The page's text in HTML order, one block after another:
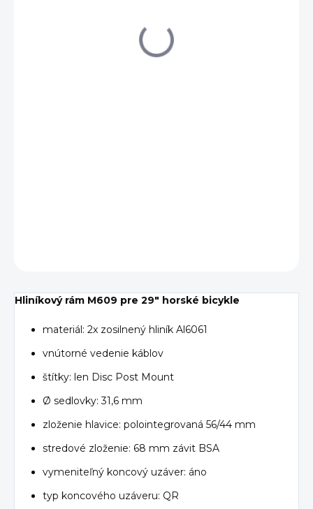
Hliníkový rám M609 pre 29" horské bicykle
materiál: 2x zosilnený hliník Al6061
vnútorné vedenie káblov
štítky: len Disc Post Mount
Ø sedlovky: 31,6 mm
zloženie hlavice: polointegrovaná 56/44 mm
stredové zloženie: 68 mm závit BSA
vymeniteľný koncový uzáver: áno
typ koncového uzáveru: QR